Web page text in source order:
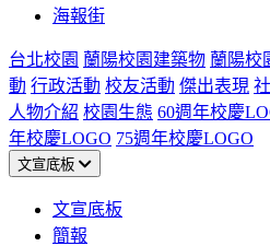
海報街
台北校園 蘭陽校園建築物 蘭陽校
動 行政活動 校友活動 傑出表現
人物介紹 校園生態 60週年校慶
年校慶LOGO 75週年校慶LOGO
文宣底板
文宣底板
簡報